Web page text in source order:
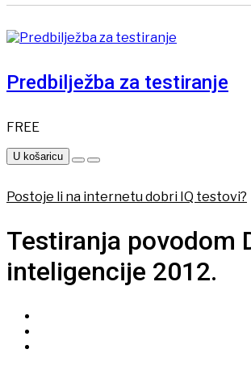
Predbilježba za testiranje
FREE
U košaricu
Postoje li na internetu dobri IQ testovi?
Testiranja povodom
inteligencije 2012.